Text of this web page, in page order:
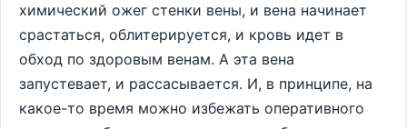
химический ожег стенки вены, и вена начинает
срастаться, облитерируется, и кровь идет в
обход по здоровым венам. А эта вена
запустевает, и рассасывается. И, в принципе, на
какое-то время можно избежать оперативного